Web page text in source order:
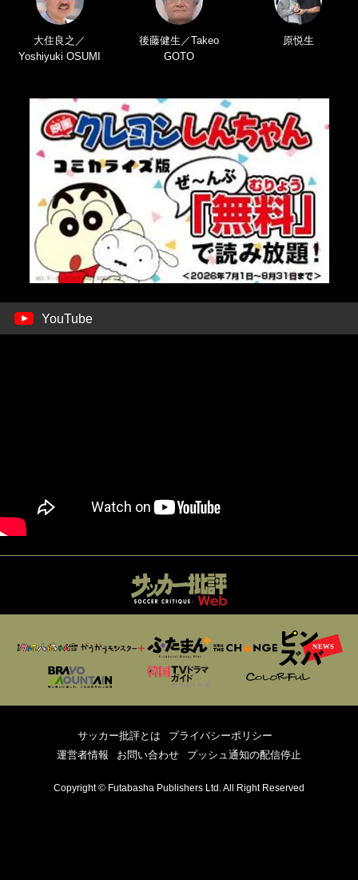
大住良之／
Yoshiyuki OSUMI
後藤健生／Takeo
GOTO
原悦生
YouTube
サッカー批評とは
プライバシーポリシー
運営者情報
お問い合わせ プッシュ通知の配信停止
Copyright © Futabasha Publishers Ltd. All Right Reserved